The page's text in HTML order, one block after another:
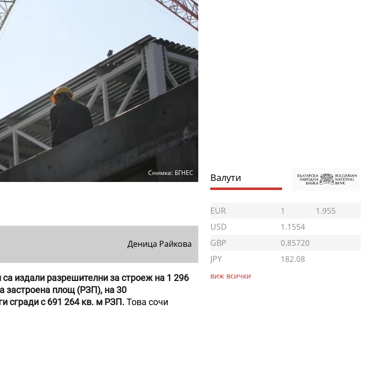
Снимка: БГНЕС
Деница Райкова
издали разрешителни за строеж на 1 296
застроена площ (РЗП), на 30
сгради с 691 264 кв. м РЗП. Това сочи
Валути
EUR 1
1.955
USD
1.1554
GBP
0.85720
JPY
182.08
виж всички